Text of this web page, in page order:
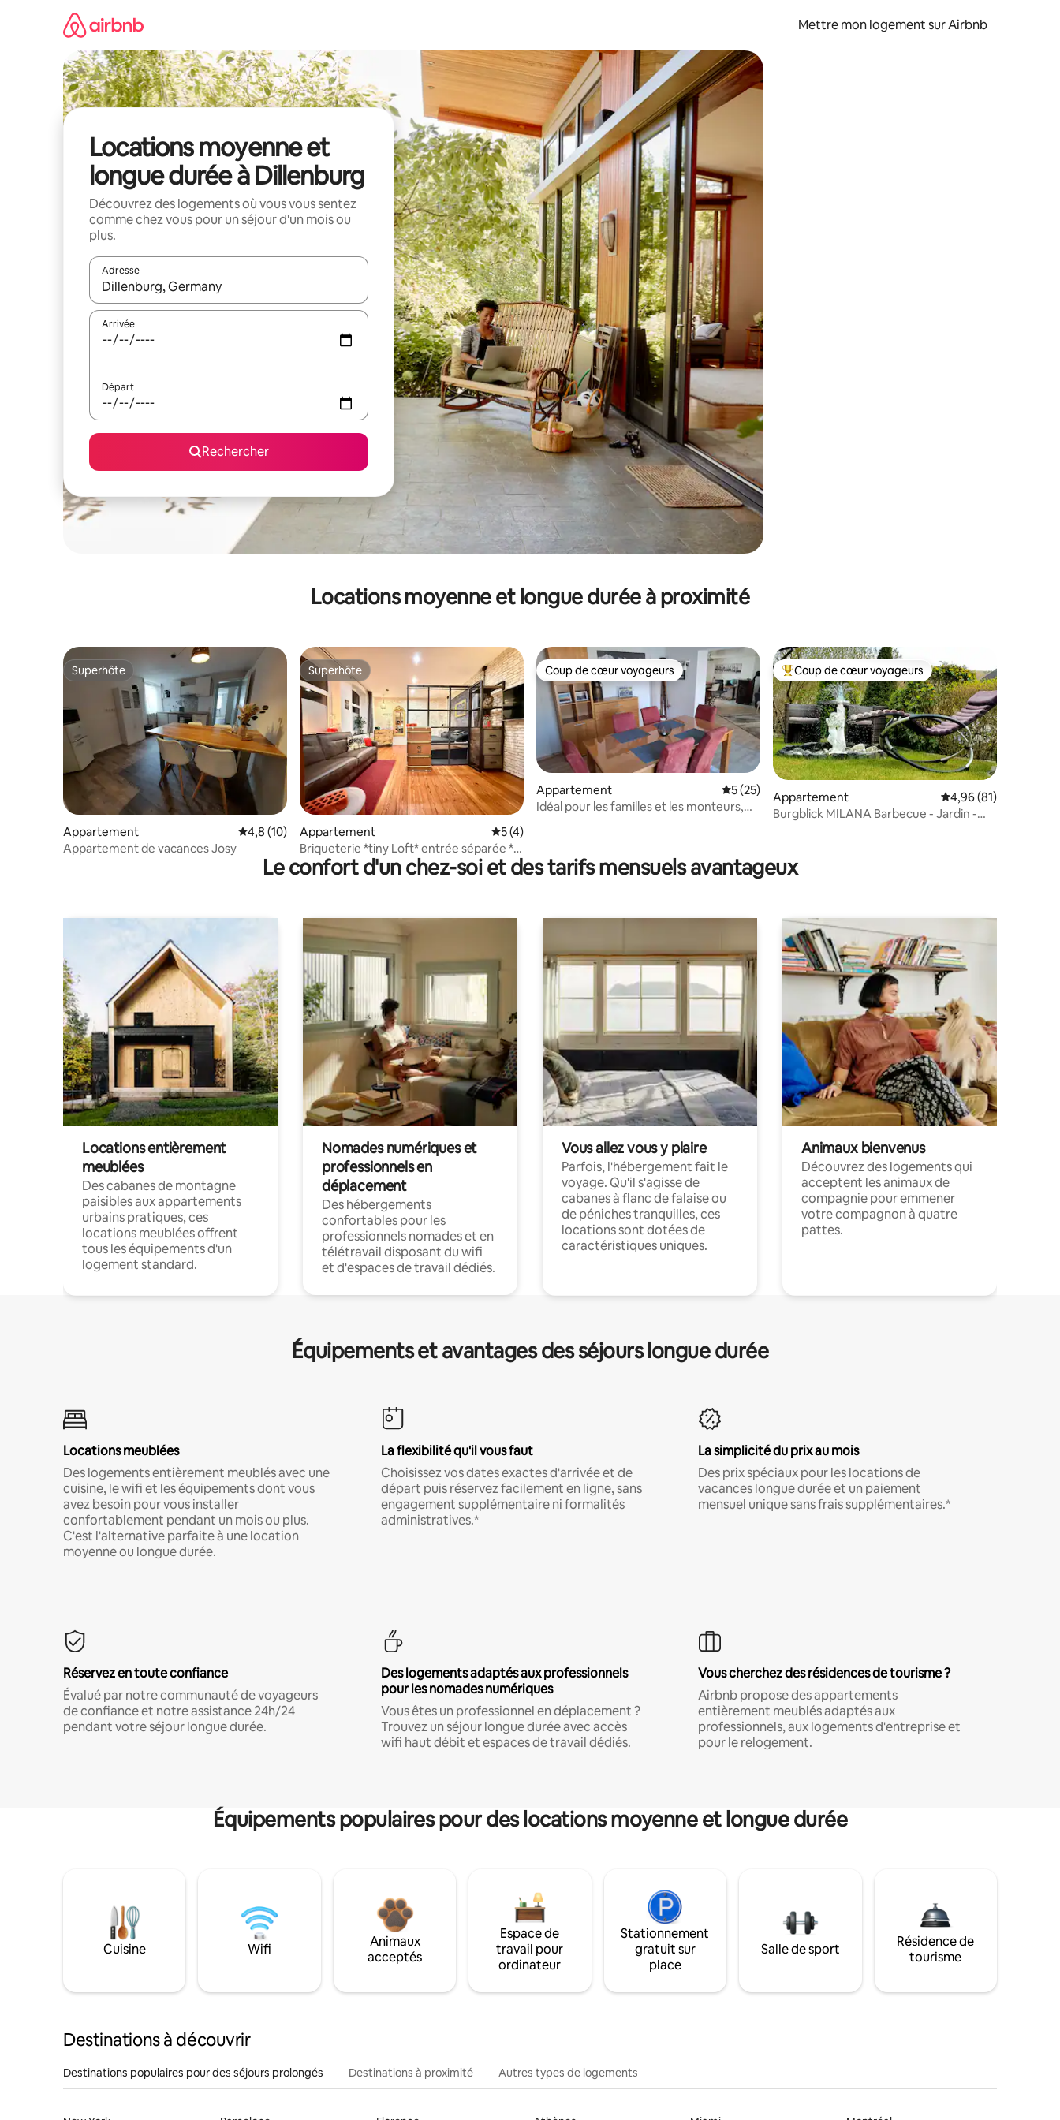
Mettre mon logement sur Airbnb
Locations moyenne et
longue durée à Dillenburg
Découvrez des logements où vous vous sentez
comme chez vous pour un séjour d'un mois ou
plus.
Adresse
Lorsque les résultats s'affichent, utilisez les flèches vers le haut et vers le bas pour les parcourir ou en appuyant et en faisant glisser.
Arrivée
Départ
Rechercher
Locations moyenne et longue durée à proximité
Superhôte
Superhôte
Appartement Évaluation moyenne sur la base de 10 commentaires : 4,8 sur 5
4,8 (10)
Appartement de vacances Josy
Superhôte
Superhôte
Appartement Évaluation moyenne sur la base de 4 commentaires : 5 sur 5
5 (4)
Briqueterie *tiny Loft* entrée séparée *
parking
Coup de cœur voyageurs
Coup de cœur voyageurs
Appartement Évaluation moyenne sur la base de 25 commentaires : 5 sur 5
5 (25)
Idéal pour les familles et les monteurs,
Coups de cœur voyageurs les plus appréciés
Coup de cœur voyageurs
Appartement Évaluation moyenne
4,96 (81)
Burgblick MILANA Barbecue - Jardin -
Le confort d'un chez-soi et des tarifs mensuels avantageux
Locations entièrement
meublées
Des cabanes de montagne
paisibles aux appartements
urbains pratiques, ces
locations meublées offrent
tous les équipements d'un
logement standard.
Nomades numériques et
professionnels en
déplacement
Des hébergements
confortables pour les
professionnels nomades et en
télétravail disposant du wifi
et d'espaces de travail dédiés.
Vous allez vous y plaire
Parfois, l'hébergement fait le
voyage. Qu'il s'agisse de
cabanes à flanc de falaise ou
de péniches tranquilles, ces
locations sont dotées de
caractéristiques uniques.
Animaux bienvenus
Découvrez des logements qui
acceptent les animaux de
compagnie pour emmener
votre compagnon à quatre
pattes.
Équipements et avantages des séjours longue durée
Locations meublées
Des logements entièrement meublés avec une
cuisine, le wifi et les équipements dont vous
avez besoin pour vous installer
confortablement pendant un mois ou plus.
C'est l'alternative parfaite à une location
moyenne ou longue durée.
La flexibilité qu'il vous faut
Choisissez vos dates exactes d'arrivée et de
départ puis réservez facilement en ligne, sans
engagement supplémentaire ni formalités
administratives.*
La simplicité du prix au mois
Des prix spéciaux pour les locations de
vacances longue durée et un paiement
mensuel unique sans frais supplémentaires.*
Réservez en toute confiance
Évalué par notre communauté de voyageurs
de confiance et notre assistance 24h/24
pendant votre séjour longue durée.
Des logements adaptés aux professionnels
pour les nomades numériques
Vous êtes un professionnel en déplacement ?
Trouvez un séjour longue durée avec accès
wifi haut débit et espaces de travail dédiés.
Vous cherchez des résidences de tourisme ?
Airbnb propose des appartements
entièrement meublés adaptés aux
professionnels, aux logements d'entreprise et
pour le relogement.
Équipements populaires pour des locations moyenne et longue durée
Cuisine Wifi
Animaux
acceptés
Espace de
travail pour
ordinateur
Stationnement
gratuit sur
place
Salle de sport
Résidence de
tourisme
Destinations à découvrir
Destinations populaires pour des séjours prolongés Destinations à proximité Autres types de logements